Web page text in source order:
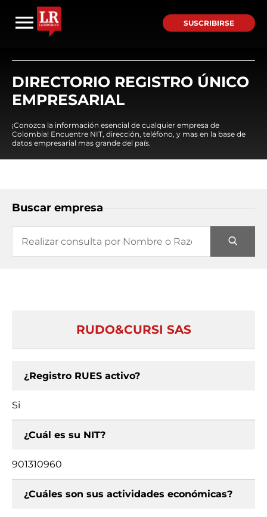
SUSCRIBIRSE
DIRECTORIO REGISTRO ÚNICO
EMPRESARIAL
¡Conozca la información esencial de cualquier empresa de
Colombia! Encuentre NIT, dirección, teléfono, y mas en la base de
datos empresarial mas grande del país.
Buscar empresa
RUDO&CURSI SAS
¿Registro RUES activo?
Si
¿Cuál es su NIT?
901310960
¿Cuáles son sus actividades económicas?